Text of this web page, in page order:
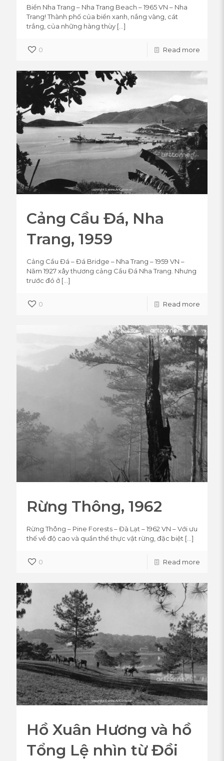
Biển Nha Trang – Nha Trang Beach – 1965 VN – Nha
Trang! Thành phố của biển xanh, nắng vàng, cát
trắng, của những hàng thùy […]
0 Read more
Cảng Cầu Đá, Nha
Trang, 1959
Cảng Cầu Đá – Đá Bridge – Nha Trang – 1959 VN –
Năm 1927 xây thương cảng Cầu Đá Nha Trang. Nhưng
trước đó ở […]
0 Read more
Rừng Thông, 1962
Rừng Thông – Pine Forests – Đà Lạt – 1962 VN – Với ưu
thế về độ cao và quần thể thực vật rừng, đặc biệt […]
0 Read more
Hồ Xuân Hương và hồ
Tổng Lệ nhìn từ Đồi